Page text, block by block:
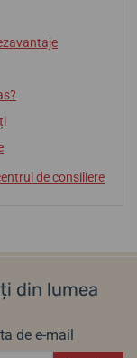
de consiliere
din lumea
de e-mail